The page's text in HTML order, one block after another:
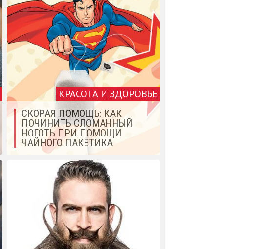
КРАСОТА И ЗДОРОВЬЕ
СКОРАЯ ПОМОЩЬ: КАК
ПОЧИНИТЬ СЛОМАННЫЙ
НОГОТЬ ПРИ ПОМОЩИ
ЧАЙНОГО ПАКЕТИКА